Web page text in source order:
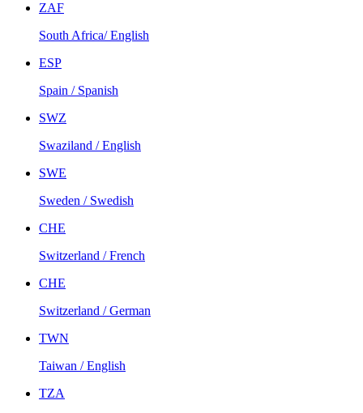
ZAF
South Africa/ English
ESP
Spain / Spanish
SWZ
Swaziland / English
SWE
Sweden / Swedish
CHE
Switzerland / French
CHE
Switzerland / German
TWN
Taiwan / English
TZA